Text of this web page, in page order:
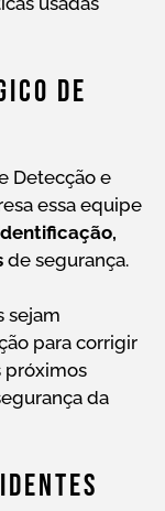
De
Detecção e
essa equipe
de segurança.
sejam
para corrigir
próximos
da